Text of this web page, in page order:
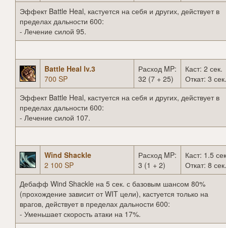
Эффект Battle Heal, кастуется на себя и других, действует в
пределах дальности 600:
- Лечение силой 95.
Battle Heal lv.3
700 SP
Расход MP:
32 (7 + 25)
Каст: 2 сек.
Откат: 3 сек.
Эффект Battle Heal, кастуется на себя и других, действует в
пределах дальности 600:
- Лечение силой 107.
Wind Shackle
2 100 SP
Расход MP:
3 (1 + 2)
Каст: 1.5
Откат: 8 сек.
Дебафф Wind Shackle на 5 сек. с базовым шансом 80%
(прохождение зависит от WIT цели), кастуется только на
врагов, действует в пределах дальности 600:
- Уменьшает скорость атаки на 17%.